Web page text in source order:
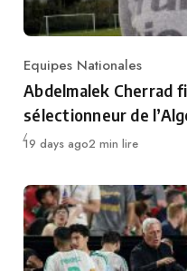
Category
Equipes Nationales
Abdelmalek Cherrad
sélectionneur de
Publié
19 days ago2 min lire